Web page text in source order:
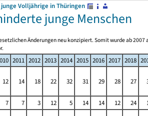
Volljährige in Thüringen
junge Menschen
Änderungen neu konzipiert. Somit wurde ab 2007
2011 2012 2013 2014 2015 2016 2017 2018
12 14 18 22 32 31 29 28 27
7 7 3 12 5 14 14 12 24